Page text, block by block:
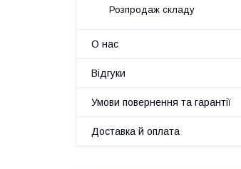
Розпродаж складу
О нас
Відгуки
Умови повернення та гарантії
Доставка й оплата